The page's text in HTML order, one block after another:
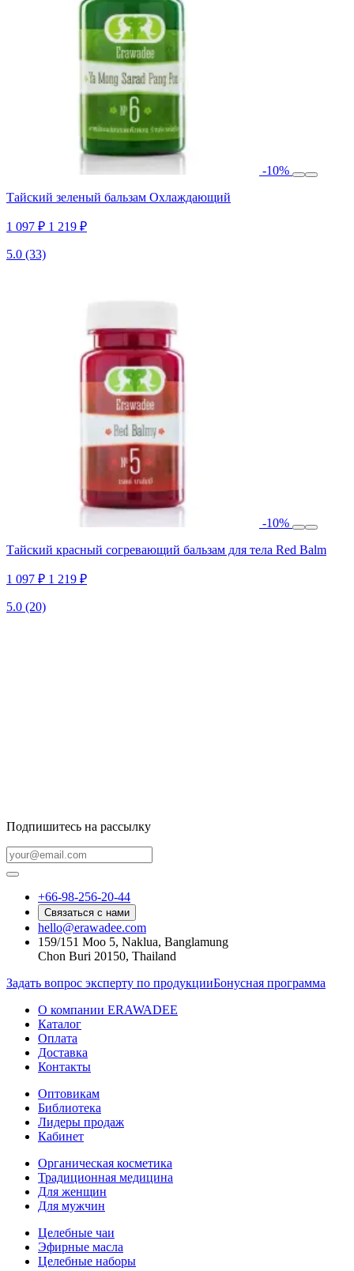
-10%
Тайский зеленый бальзам Охлаждающий
1 097 ₽ 1 219 ₽
5.0 (33)
-10%
Тайский красный согревающий бальзам для тела Red Balm
1 097 ₽ 1 219 ₽
5.0 (20)
Подпишитесь на рассылку
+66-98-256-20-44
Связаться с нами
hello@erawadee.com
159/151 Moo 5, Naklua, Banglamung
Chon Buri 20150, Thailand
Задать вопрос эксперту по продукцииБонусная программа
О компании ERAWADEE
Каталог
Оплата
Доставка
Контакты
Оптовикам
Библиотека
Лидеры продаж
Кабинет
Органическая косметика
Традиционная медицина
Для женщин
Для мужчин
Целебные чаи
Эфирные масла
Целебные наборы